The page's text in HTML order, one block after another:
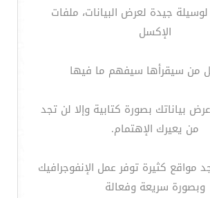
لوسيلة جيدة لعرض البيانات، ملفات
الإكسل
من سيقرأها سيفهم ما فيها
بياناتك بصورة كتابية وإلا لن تجد
من يعيرك الإهتمام.
مواقع كثيرة توفر عمل الإنفوجرافيك
وبصورة سريعة وفعالة